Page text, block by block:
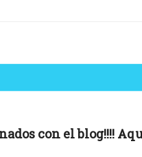
con el blog!!!!